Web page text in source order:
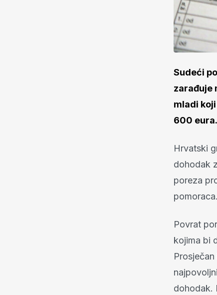
Sudeći
zarađuje
mladi
600 eura.
Hrvatski
dohodak
poreza
pomoraca.
Povrat
kojima bi
dohodak.